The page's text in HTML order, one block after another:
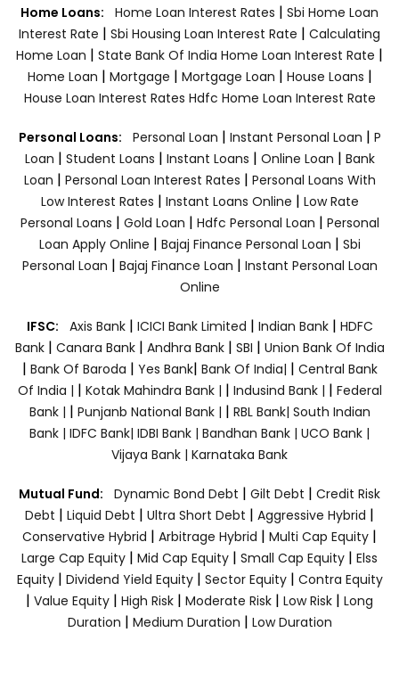
Home Loans: Home Loan Interest Rates | Sbi Home Loan
Interest Rate | Sbi Housing Loan Interest Rate | Calculating
Home Loan | State Bank Of India Home Loan Interest Rate |
Home Loan | Mortgage | Mortgage Loan | House Loans |
House Loan Interest Rates Hdfc Home Loan Interest Rate
Personal Loans: Personal Loan | Instant Personal Loan | P
Loan | Student Loans | Instant Loans | Online Loan | Bank
Loan | Personal Loan Interest Rates | Personal Loans With
Low Interest Rates | Instant Loans Online | Low Rate
Personal Loans | Gold Loan | Hdfc Personal Loan | Personal
Loan Apply Online | Bajaj Finance Personal Loan | Sbi
Personal Loan | Bajaj Finance Loan | Instant Personal Loan
Online
IFSC: Axis Bank | ICICI Bank Limited | Indian Bank | HDFC
Bank| Canara Bank | Andhra Bank| SBI | Union Bank Of India
| Bank Of Baroda | Yes Bank| Bank Of India| | Central Bank
Of India | | Kotak Mahindra Bank | | Indusind Bank | | Federal
Bank | | Punjanb National Bank | | RBL Bank| South Indian
Bank | IDFC Bank| IDBI Bank | Bandhan Bank | UCO Bank |
Vijaya Bank | Karnataka Bank
Mutual Fund: Dynamic Bond Debt | Gilt Debt | Credit Risk
Debt | Liquid Debt | Ultra Short Debt | Aggressive Hybrid |
Conservative Hybrid | Arbitrage Hybrid | Multi Cap Equity |
Large Cap Equity | Mid Cap Equity | Small Cap Equity | Elss
Equity| Dividend Yield Equity| Sector Equity | Contra Equity
| Value Equity | High Risk | Moderate Risk | Low Risk | Long
Duration | Medium Duration | Low Duration